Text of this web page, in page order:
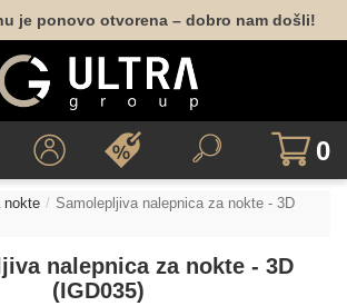
je ponovo otvorena – dobro nam došli!
0
nokte
Samolepljiva nalepnica za nokte - 3D
nalepnica za nokte - 3D
(IGD035)